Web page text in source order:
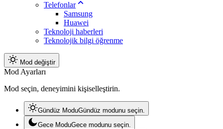
Telefonlar
Samsung
Huawei
Teknoloji haberleri
Teknolojik bilgi öğrenme
Mod değiştir
Mod Ayarları
Mod seçin, deneyimini kişiselleştirin.
Gündüz ModuGündüz modunu seçin.
Gece ModuGece modunu seçin.